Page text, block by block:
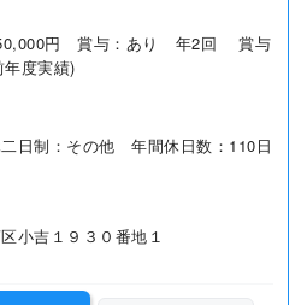
円 賞与：あり 年2回 賞与
度実績)
日制：その他 年間休日数：110日
小吉１９３０番地１